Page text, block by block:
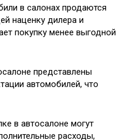
в салонах продаются
наценку дилера и
покупку менее выгодной
представлены
автомобилей, что
в автосалоне могут
расходы,